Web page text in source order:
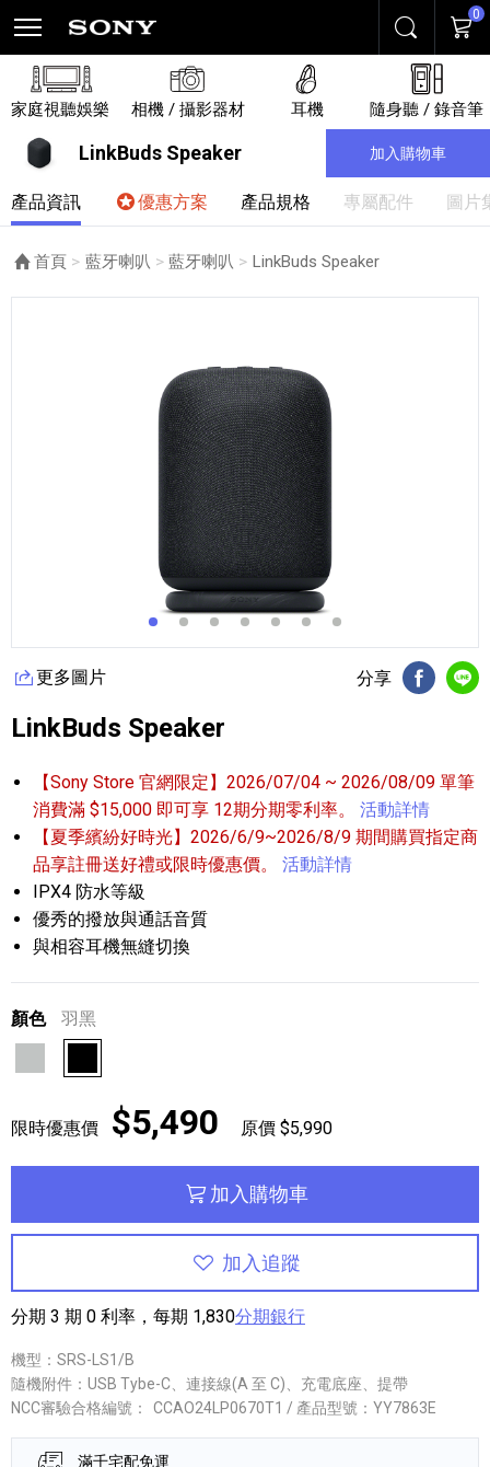
搜尋 購物
0
家庭視聽娛樂 相機 / 攝影器材 耳機 隨身聽 / 錄音筆
LinkBuds Speaker 加入購物車
產品資訊 優惠方案 產品規格 專屬配件 圖片
首頁 藍牙喇叭 藍牙喇叭 目前頁面：
LinkBuds Speaker
更多圖片 分享
FB分享
LinkBuds Speaker
【Sony Store 官網限定】2026/07/04 ~ 2026/08/09 單筆
消費滿 $15,000 即可享 12期分期零利率。
活動詳情
【夏季繽紛好時光】2026/6/9~2026/8/9 期間購買指定商
品享註冊送好禮或限時優惠價。
活動詳情
IPX4 防水等級
優秀的撥放與通話音質
與相容耳機無縫切換
顏色 羽黑
限時優惠價 $5,490 原價 $5,990
加入購物車
加入追蹤
分期 3 期 0 利率，每期 1,830分期銀行
機型：SRS-LS1/B
隨機附件：USB Tybe-C、連接線(A 至 C)、充電底座、提帶
NCC審驗合格編號：
CCAO24LP0670T1 / 產品型號：YY7863E
滿千宅配免運